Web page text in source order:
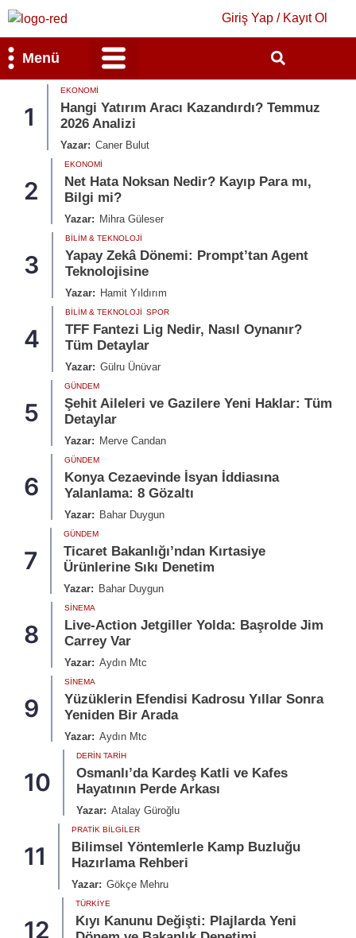
Giriş Yap / Kayıt Ol
Menü
1
EKONOMI
Hangi Yatırım Aracı Kazandırdı? Temmuz
2026 Analizi
Yazar: Caner Bulut
2
EKONOMI
Net Hata Noksan Nedir? Kayıp Para mı,
Bilgi mi?
Yazar: Mihra Güleser
3
BILIM & TEKNOLOJI
Yapay Zekâ Dönemi: Prompt’tan Agent
Teknolojisine
Yazar: Hamit Yıldırım
4
BILIM & TEKNOLOJI SPOR
TFF Fantezi Lig Nedir, Nasıl Oynanır?
Tüm Detaylar
Yazar: Gülru Ünüvar
5
GÜNDEM
Şehit Aileleri ve Gazilere Yeni Haklar: Tüm
Detaylar
Yazar: Merve Candan
6
GÜNDEM
Konya Cezaevinde İsyan İddiasına
Yalanlama: 8 Gözaltı
Yazar: Bahar Duygun
7
GÜNDEM
Ticaret Bakanlığı’ndan Kırtasiye
Ürünlerine Sıkı Denetim
Yazar: Bahar Duygun
8
SINEMA
Live-Action Jetgiller Yolda: Başrolde Jim
Carrey Var
Yazar: Aydın Mtc
9
SINEMA
Yüzüklerin Efendisi Kadrosu Yıllar Sonra
Yeniden Bir Arada
Yazar: Aydın Mtc
10
DERIN TARIH
Osmanlı’da Kardeş Katli ve Kafes
Hayatının Perde Arkası
Yazar: Atalay Güroğlu
11
PRATIK BILGILER
Bilimsel Yöntemlerle Kamp Buzluğu
Hazırlama Rehberi
Yazar: Gökçe Mehru
12
TÜRKIYE
Kıyı Kanunu Değişti: Plajlarda Yeni